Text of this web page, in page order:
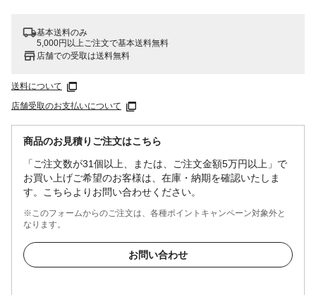
基本送料のみ
5,000円以上ご注文で基本送料無料
店舗での受取は送料無料
送料について
店舗受取のお支払いについて
商品のお見積りご注文はこちら
「ご注文数が31個以上、または、ご注文金額5万円以上」で
お買い上げご希望のお客様は、在庫・納期を確認いたしま
す。こちらよりお問い合わせください。
※このフォームからのご注文は、各種ポイントキャンペーン対象外と
なります。
お問い合わせ